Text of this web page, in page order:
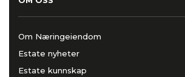
Om Næringeiendom
Estate nyheter
Estate kunnskap